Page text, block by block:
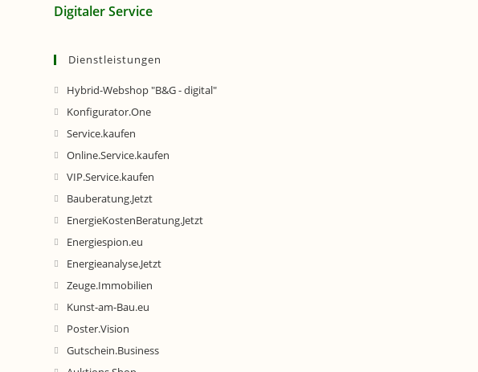
Digitaler Service
Dienstleistungen
Hybrid-Webshop "B&G - digital"
Konfigurator.One
Service.kaufen
Online.Service.kaufen
VIP.Service.kaufen
Bauberatung.Jetzt
EnergieKostenBeratung.Jetzt
Energiespion.eu
Energieanalyse.Jetzt
Zeuge.Immobilien
Kunst-am-Bau.eu
Poster.Vision
Gutschein.Business